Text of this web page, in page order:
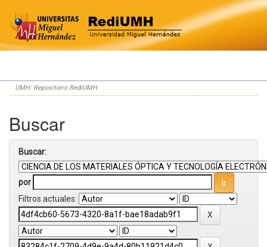
Skip
navigation
UMH: Repositorio RediUMH
Buscar
Buscar:
por
Filtros actuales: